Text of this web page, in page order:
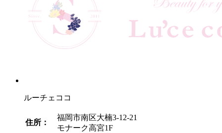
ルーチェココ
住所：
福岡市南区大楠3-12-21
モナーク高宮1F